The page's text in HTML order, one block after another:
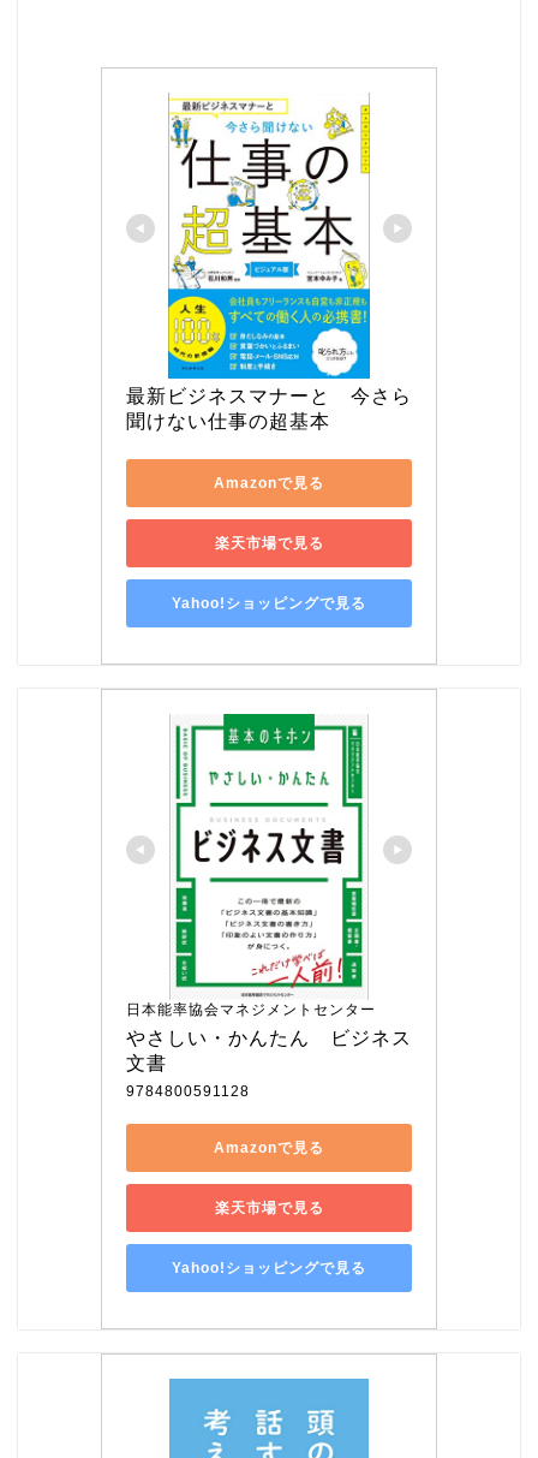
最新ビジネスマナーと　今さら
聞けない仕事の超基本
Amazonで見る
楽天市場で見る
Yahoo!ショッピングで見る
日本能率協会マネジメントセンター
やさしい・かんたん　ビジネス
文書
9784800591128
Amazonで見る
楽天市場で見る
Yahoo!ショッピングで見る